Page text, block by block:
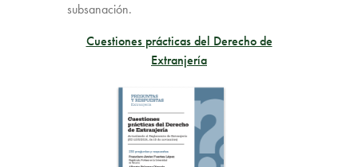
subsanación.
Cuestiones prácticas del Derecho de
Extranjería